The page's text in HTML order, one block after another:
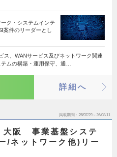
ク・システムインテ
案件のリーダーとし
ス、WANサービス及びネットワーク関連
ムの構築・運用保守、通…
詳細へ
掲載期間 26/07/29～26/08/11
大阪 事業基盤システ
/ネットワーク他)リー